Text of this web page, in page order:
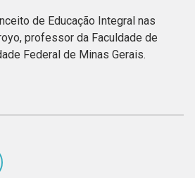
de Educação Integral nas
professor da Faculdade de
Federal de Minas Gerais.